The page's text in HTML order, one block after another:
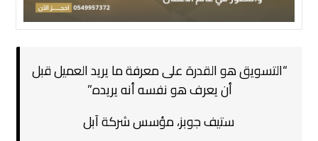
“التسويق هو القدرة على معرفة ما يريد العميل قبل
أن يعرف هو نفسه أنه يريده.”
ستيف جوبز، مؤسس شركة آبل